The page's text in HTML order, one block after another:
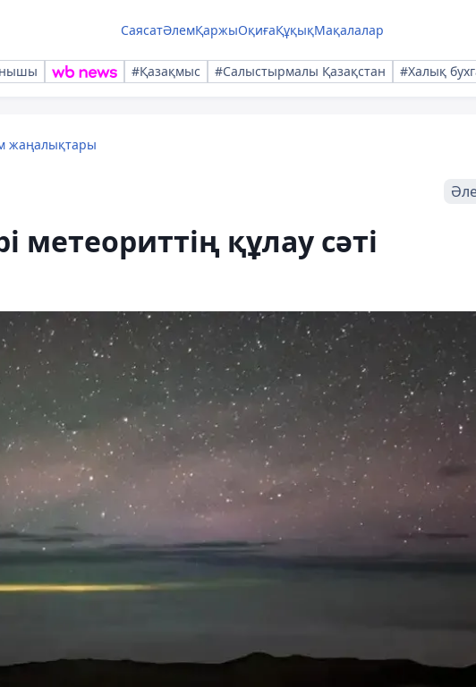
СаясатӘлемҚаржыОқиғаҚұқықМақалалар
#Қазақмыс #Салыстырмалы Қазақстан #Халық
жаңалықтары
метеориттің құлау сәті